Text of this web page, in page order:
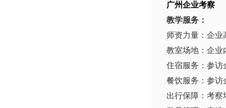
广州企业考察
教学服务：
师资力量：企业
教室场地：企业
住宿服务：参访
餐饮服务：参访
出行保障：考察